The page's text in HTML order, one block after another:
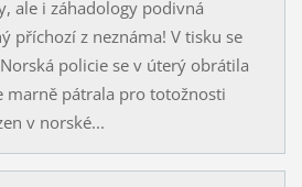
ale i záhadology podivná
příchozí z neznáma! V tisku se
policie se v úterý obrátila
marně pátrala pro totožnosti
v norské...